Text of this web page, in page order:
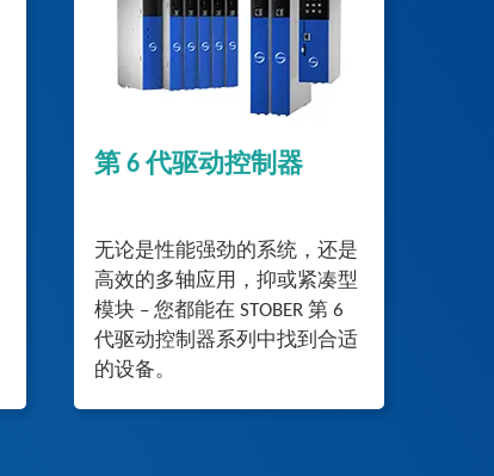
第 6 代驱动控制器
无论是性能强劲的系统，还是
高效的多轴应用，抑或紧凑型
模块 – 您都能在 STOBER 第 6
代驱动控制器系列中找到合适
的设备。